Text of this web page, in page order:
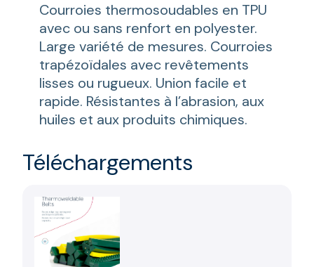
Courroies thermosoudables en TPU
avec ou sans renfort en polyester.
Large variété de mesures. Courroies
trapézoïdales avec revêtements
lisses ou rugueux. Union facile et
rapide. Résistantes à l’abrasion, aux
huiles et aux produits chimiques.
Téléchargements